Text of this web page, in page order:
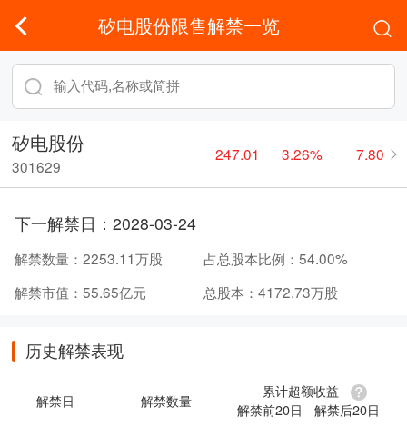
矽电股份限售解禁一览
矽电股份
301629
247.01 3.26% 7.80
下一解禁日： 2028-03-24
解禁数量： 2253.11万股 占总股本比例： 54.00%
解禁市值： 55.65亿元 总股本： 4172.73万股
历史解禁表现
解禁日 解禁数量
累计超额收益
解禁前20日
解禁后20日